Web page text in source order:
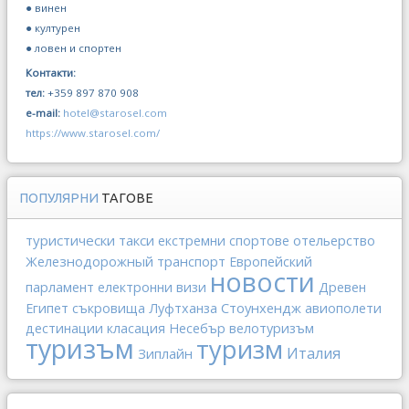
● винен
● културен
● ловен и спортен
Контакти:
тел: +359 897 870 908
e-mail: hotel@starosel.com
https://www.starosel.com/
ПОПУЛЯРНИ ТАГОВЕ
туристически такси екстремни спортове отельерство
Железнодорожный транспорт Европейский
парламент електронни визи новости Древен
Египет съкровища Луфтханза Стоунхендж авиополети
дестинации класация Несебър велотуризъм
туризъм Зиплайн туризм Италия